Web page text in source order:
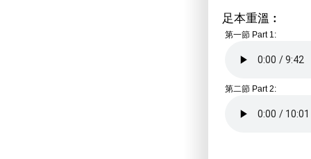
足本重溫︰
第一節 Part 1:
第二節 Part 2: